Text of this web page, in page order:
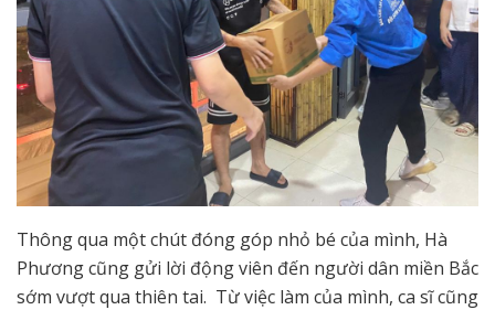
Thông qua một chút đóng góp nhỏ bé của mình, Hà
Phương cũng gửi lời động viên đến người dân miền Bắc
sớm vượt qua thiên tai. Từ việc làm của mình, ca sĩ cũng